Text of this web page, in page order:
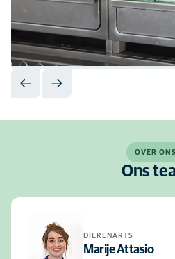
OVER ONS
Ons
DIERENARTS
Marije Attasio